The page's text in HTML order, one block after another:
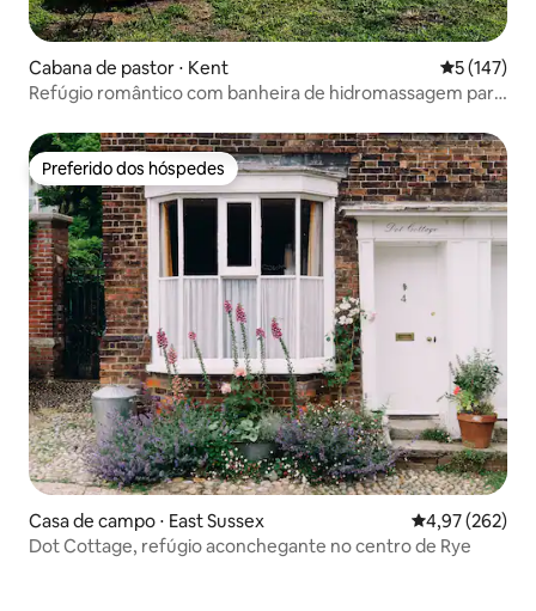
Cabana de pastor ⋅ Kent 5 de uma
5 (147)
Refúgio romântico com banheira de hidromassagem para
Preferido dos hóspedes
Preferido dos hóspedes
Casa de campo ⋅ East Sussex 4,97 de uma
4,97 (262)
Dot Cottage, refúgio aconchegante no centro de Rye